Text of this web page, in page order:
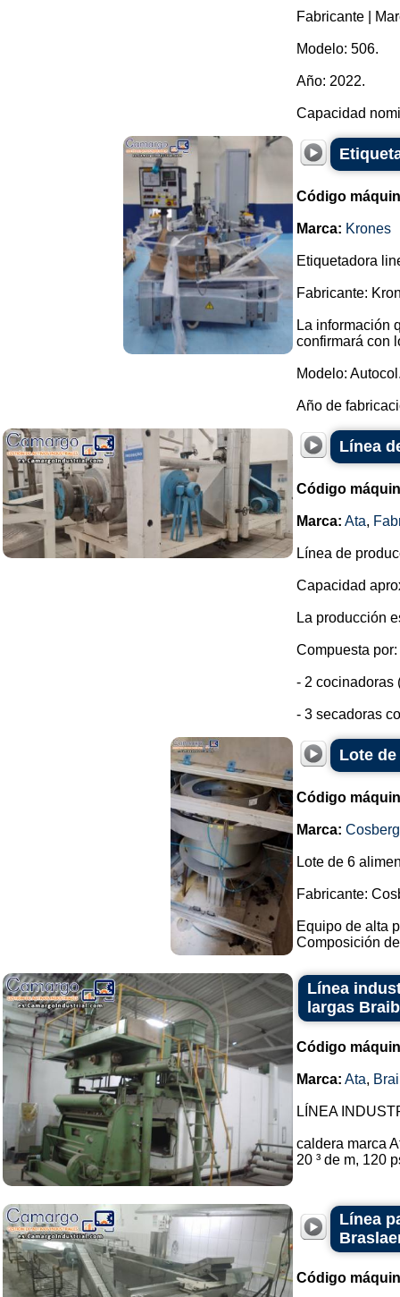
Fabricante |
Modelo: 506.
Año: 2022.
Capacidad
Código
Marca: Krones
Etiquetadora
Fabricante:
La información
confirmará con
Modelo:
Año de
Línea
Código
Marca: Ata,
Línea de
Capacidad
La producción
Compuesta por:
- 2 cocinadoras
- 3 secadoras
Lote
Código
Marca: Cosberg
Lote de 6
Fabricante:
Equipo de alta
Composición
Línea
largas
Código
Marca: Ata,
LÍNEA
caldera marca
20 ³ de m, 120
Línea
Código